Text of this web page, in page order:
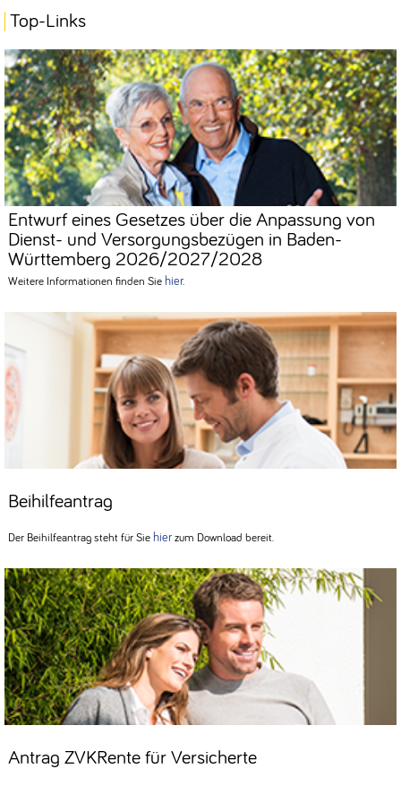
Top-Links
Entwurf eines Gesetzes über die Anpassung von
Dienst- und Versorgungsbezügen in Baden-
Württemberg 2026/2027/2028
Weitere Informationen finden Sie hier.
Beihilfeantrag
Der Beihilfeantrag steht für Sie hierzum Download bereit.
Antrag ZVKRente für Versicherte